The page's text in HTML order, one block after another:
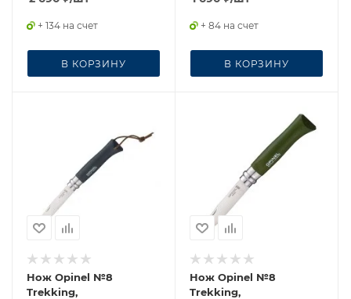
+ 134 на счет
В КОРЗИНУ
+ 84 на счет
В КОРЗИНУ
Нож Opinel №8
Trekking,
Нож Opinel №8
Trekking,